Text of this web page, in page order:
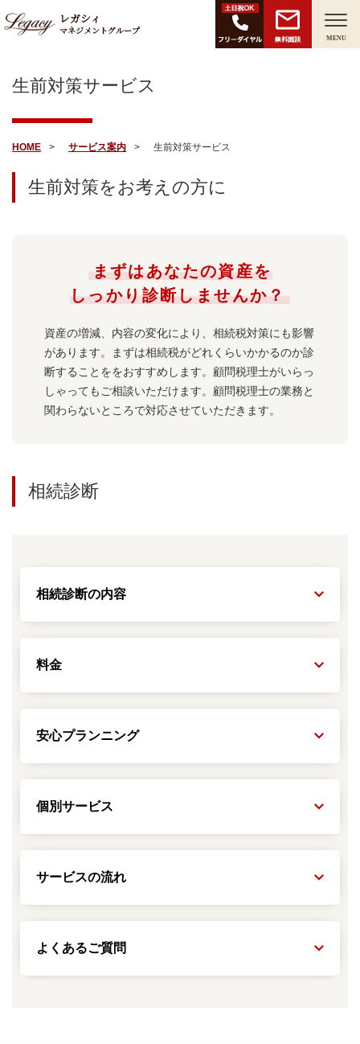
レガシィ
マネジメントグループ
無料面談 MENU
生前対策サービス
HOME サービス案内 生前対策サービス
生前対策をお考えの方に
まずはあなたの資産を
しっかり診断しませんか？
資産の増減、内容の変化により、相続税対策にも影響
があります。まずは相続税がどれくらいかかるのか診
断することををおすすめします。顧問税理士がいらっ
しゃってもご相談いただけます。顧問税理士の業務と
関わらないところで対応させていただきます。
相続診断
相続診断の内容
料金
安心プランニング
個別サービス
サービスの流れ
よくあるご質問